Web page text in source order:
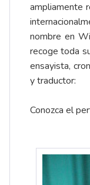
ampliamente
nombre en
recoge toda
ensayista,
y traductor:
Conozca el